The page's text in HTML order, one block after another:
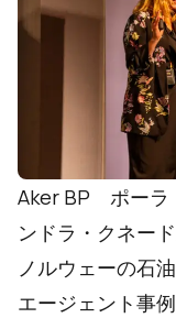
Aker BP ポーラ
ンドラ・クネー
ノルウェーの石
エージェント事